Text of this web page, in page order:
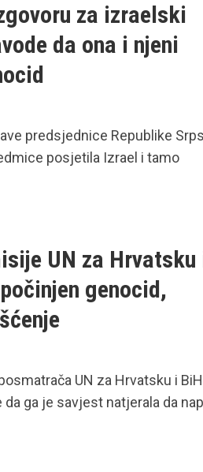
za izraelski
da ona i njeni
predsjednice Republike
posjetila Izrael i tamo
UN za Hrvatsku
genocid,
UN za Hrvatsku i
ga je savjest natjerala da